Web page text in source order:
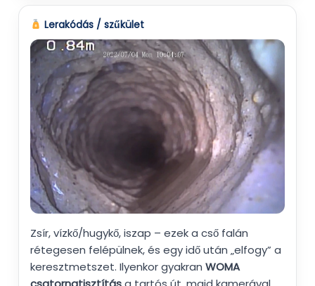
Lerakódás / szűkület
Zsír, vízkő/hugykő, iszap – ezek a cső falán
rétegesen felépülnek, és egy idő után „elfogy” a
keresztmetszet. Ilyenkor gyakran WOMA